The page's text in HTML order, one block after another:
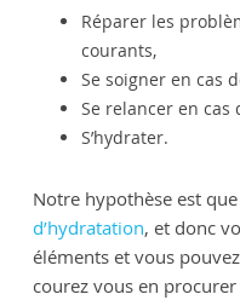
Réparer les
courants,
Se soigner en cas
Se relancer en cas
S’hydrater.
Notre hypothèse est
d’hydratation, et donc
éléments et vous
courez vous en procurer